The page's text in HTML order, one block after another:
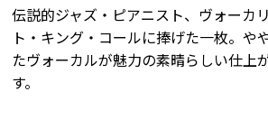
伝説的ジャズ・ピアニスト、ヴォーカ
ト・キング・コールに捧げた一枚。や
たヴォーカルが魅力の素晴らしい仕上
す。